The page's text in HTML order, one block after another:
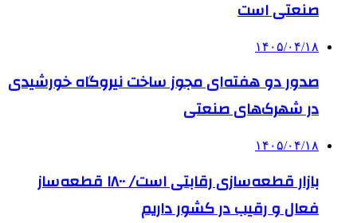
صنعتی است
۱۴۰۵/۰۴/۱۸
صدور دو هفته‌ای مجوز ساخت نیروگاه خورشیدی
در شهرک‌های صنعتی
۱۴۰۵/۰۴/۱۸
بازار قطعه‌سازی رقابتی است/ ۱۸۰۰ قطعه‌ساز
فعال و رقیب در کشور داریم